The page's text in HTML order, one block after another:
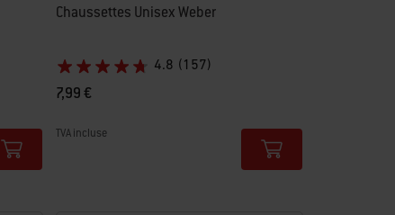
Chaussettes Unisex Weber
4.8 (157)
7,99 €
TVA incluse